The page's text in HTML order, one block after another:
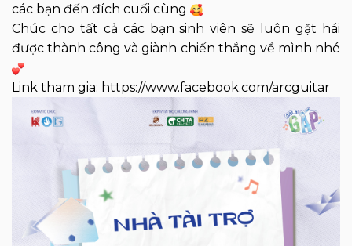
các bạn đến đích cuối cùng
Chúc cho tất cả các bạn sinh viên sẽ luôn gặt hái
được thành công và giành chiến thắng về mình nhé
Link tham gia: https://www.facebook.com/arcguitar